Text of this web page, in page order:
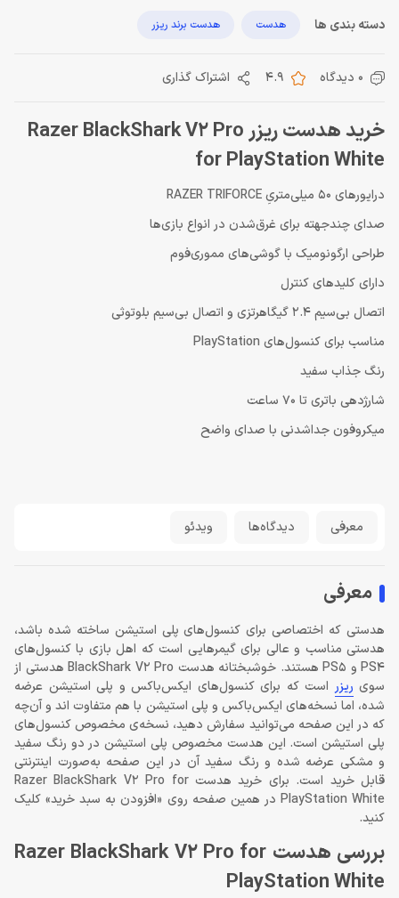
دسته بندی ها هدست هدست برند ریزر
0 دیدگاه 4.9 اشتراک گذاری
خرید هدست ریزر Razer BlackShark V2 Pro
for PlayStation White
درایورهای 50 میلی‌متریِ RAZER TRIFORCE
صدای چندجهته برای غرق‌شدن در انواع بازی‌ها
طراحی ارگونومیک با گوشی‌های مموری‌فوم
دارای کلیدهای کنترل
اتصال بی‌سیم 2.4 گیگاهرتزی و اتصال بی‌سیم بلوتوثی
مناسب برای کنسول‌های PlayStation
رنگ جذاب سفید
شارژدهی باتری تا 70 ساعت
میکروفون جداشدنی با صدای واضح
معرفی دیدگاه‌ها ویدئو
معرفی
هدستی که اختصاصی برای کنسول‌های پلی استیشن ساخته شده باشد،
هدستی مناسب و عالی برای گیمرهایی است که اهل بازی با کنسول‌های
PS4 و PS5 هستند. خوشبختانه هدست BlackShark V2 Pro هدستی از
سوی ریزر است که برای کنسول‌های ایکس‌باکس و پلی استیشن عرضه
شده، اما نسخه‌های ایکس‌باکس و پلی استیشن با هم متفاوت اند و آن‌چه
که در این صفحه می‌توانید سفارش دهید، نسخه‌ی مخصوص کنسول‌های
پلی استیشن است. این هدست مخصوص پلی استیشن در دو رنگ سفید
و مشکی عرضه شده و رنگ سفید آن در این صفحه به‌صورت اینترنتی
قابل خرید است. برای خرید هدست Razer BlackShark V2 Pro for
PlayStation White در همین صفحه روی «افزودن به سبد خرید» کلیک
کنید.
بررسی هدست Razer BlackShark V2 Pro for
PlayStation White